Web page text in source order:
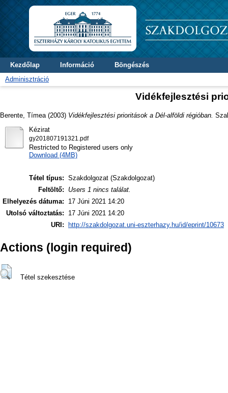
Kezdőlap Információ
Böngészés
Adminisztráció
Vidékfejlesztési
Berente, Tímea (2003) Vidékfejlesztési prioritások a Dél-alföldi régióban.
Kézirat
gy201807191321.pdf
Restricted to Registered users only
Download (4MB)
Tétel típus: Szakdolgozat (Szakdolgozat)
Feltöltő:
Users 1 nincs találat.
Elhelyezés dátuma:
17 Júni 2021 14:20
Utolsó változtatás:
17 Júni 2021 14:20
URI:
http://szakdolgozat.uni-eszterhazy.hu/id/eprint/10673
Actions (login required)
Tétel szekesztése